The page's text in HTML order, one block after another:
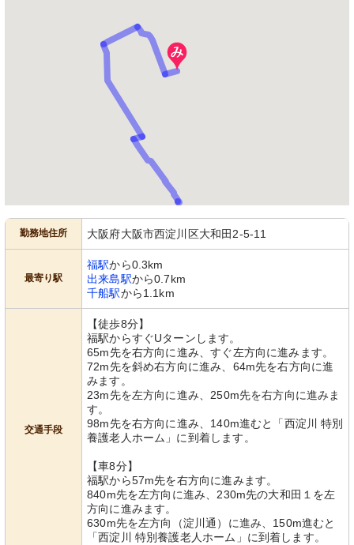
勤務地住所 大阪府大阪市西淀川区大和田2-5-11
最寄り駅
福駅から0.3km
出来島駅から0.7km
千船駅から1.1km
交通手段
【徒歩8分】
福駅からすぐUターンします。
65m先を右方向に進み、すぐ左方向に進みます。
72m先を斜め右方向に進み、64m先を右方向に進
みます。
23m先を左方向に進み、250m先を右方向に進みま
す。
98m先を右方向に進み、140m進むと「西淀川 特別
養護老人ホーム」に到着します。
【車8分】
福駅から57m先を右方向に進みます。
840m先を左方向に進み、230m先の大和田１を左
方向に進みます。
630m先を左方向（淀川通）に進み、150m進むと
「西淀川 特別養護老人ホーム」に到着します。